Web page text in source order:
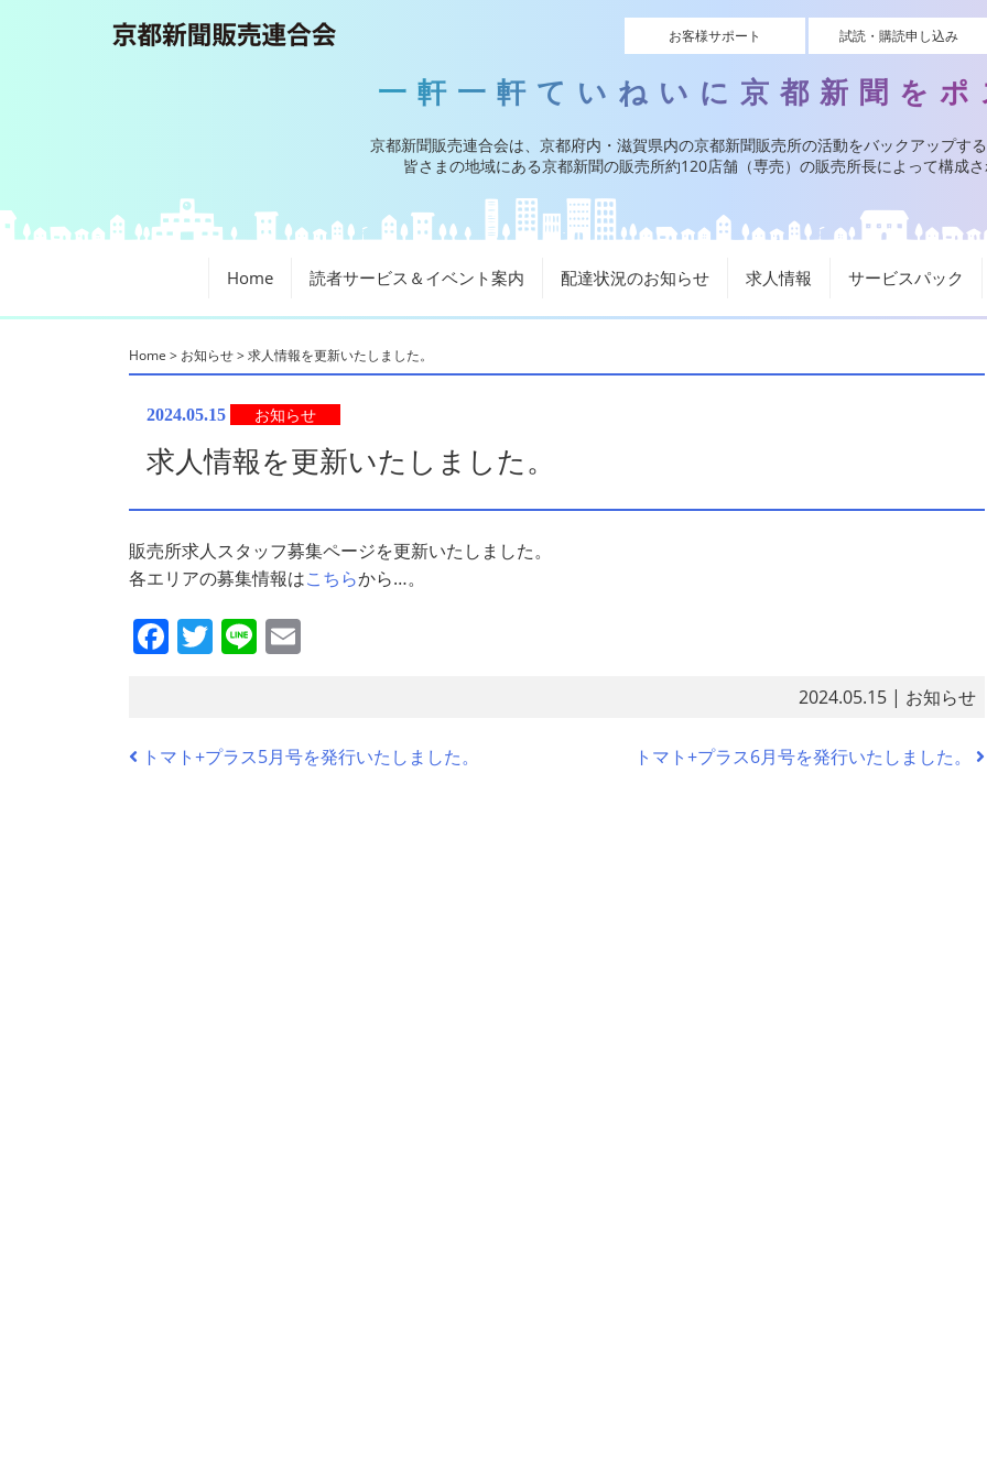
お客様サポート 試読・購読申し込み
一軒一軒ていねいに京都新聞を
京都新聞販売連合会は、京都府内・滋賀県内の京都新聞販売所の活動をバックアップす
皆さまの地域にある京都新聞の販売所約120店舗（専売）の販売所長によって構成
Home 読者サービス＆イベント案内 配達状況のお知らせ 求人情報 サービスパック
Home > お知らせ>求人情報を更新いたしました。
2024.05.15 お知らせ
求人情報を更新いたしました。
販売所求人スタッフ募集ページを更新いたしました。
各エリアの募集情報はこちらから…。
F
e
b
T
er
Li
l
2024.05.15 | お知らせ
トマト+プラス5月号を発行いたしました。 トマト+プラス6月号を発行いたしました。